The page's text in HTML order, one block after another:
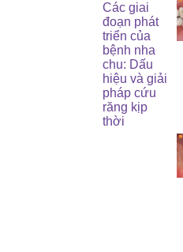
Các giai
đoạn phát
triển của
bệnh nha
chu: Dấu
hiệu và giải
pháp cứu
răng kịp
thời